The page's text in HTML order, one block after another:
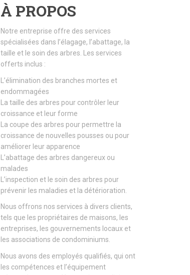
À PROPOS
Notre entreprise offre des services
spécialisées dans l’élagage, l’abattage, la
taille et le soin des arbres. Les services
offerts inclus :
L’élimination des branches mortes et
endommagées
La taille des arbres pour contrôler leur
croissance et leur forme
La coupe des arbres pour permettre la
croissance de nouvelles pousses ou pour
améliorer leur apparence
L’abattage des arbres dangereux ou
malades
L’inspection et le soin des arbres pour
prévenir les maladies et la détérioration.
Nous offrons nos services à divers clients,
tels que les propriétaires de maisons, les
entreprises, les gouvernements locaux et
les associations de condominiums.
Nous avons des employés qualifiés, qui ont
les compétences et l’équipement